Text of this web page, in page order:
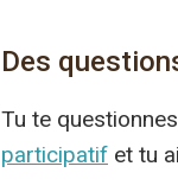
Des
Tu te
participatif et tu